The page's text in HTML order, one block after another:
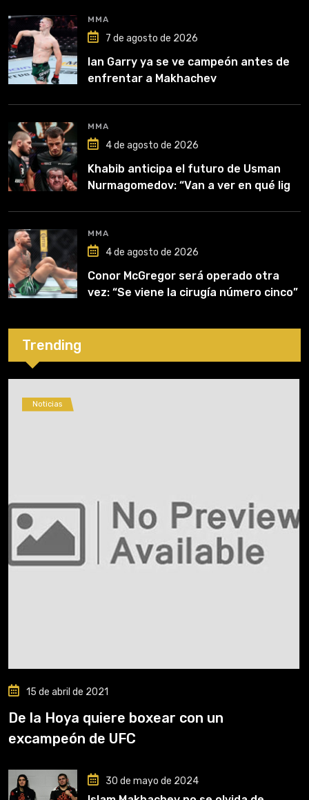
MMA
7 de agosto de 2026
Ian Garry ya se ve campeón antes de
enfrentar a Makhachev
MMA
4 de agosto de 2026
Khabib anticipa el futuro de Usman
Nurmagomedov: “Van a ver en qué liga
MMA
4 de agosto de 2026
Conor McGregor será operado otra
vez: “Se viene la cirugía número cinco”
Trending
Noticias
15 de abril de 2021
De la Hoya quiere boxear con un
excampeón de UFC
30 de mayo de 2024